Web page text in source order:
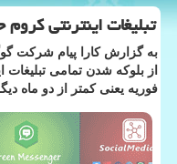
تبلیغات اینترنتی
به گزارش كارا پیام شركت
فوریه یعنی كمتر از دو ماه